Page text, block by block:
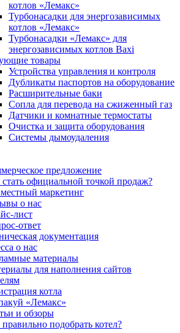
котлов «Лемакс»
Турбонасадки для энергозависимых
котлов «Лемакс»
Турбонасадки «Лемакс» для
энергозависимых котлов Baxi
товары
Устройства управления и контроля
Дубликаты паспортов на оборудование
Расширительные баки
Сопла для перевода на сжиженный газ
Датчики и комнатные термостаты
Очистка и защита оборудования
Системы дымоудаления
предложение
официальной точкой продаж?
маркетинг
о нас
лист
ответ
документация
о нас
материалы
для наполнения сайтов
котла
«Лемакс»
и обзоры
подобрать котел?